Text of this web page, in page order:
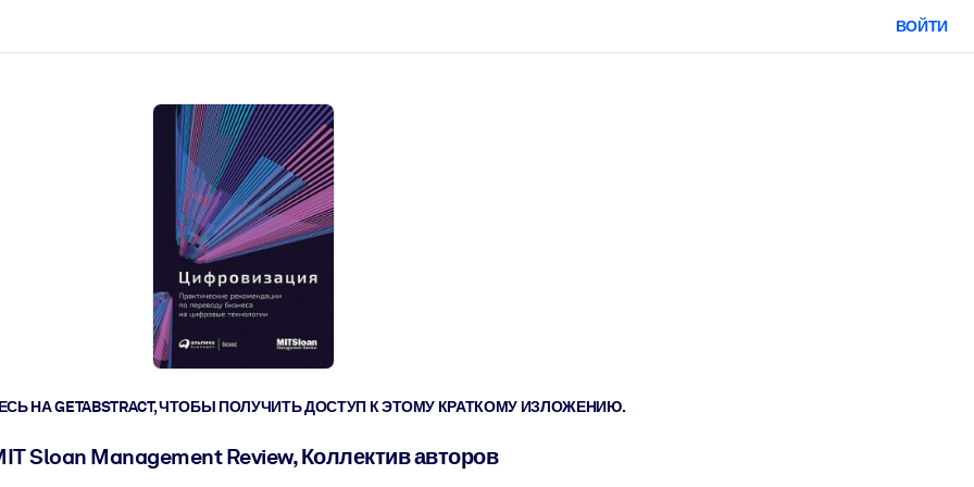
ВОЙТИ
НА GETABSTRACT, ЧТОБЫ ПОЛУЧИТЬ ДОСТУП К ЭТОМУ КРАТКОМУ ИЗЛОЖЕНИЮ.
Sloan Management Review, Коллектив авторов